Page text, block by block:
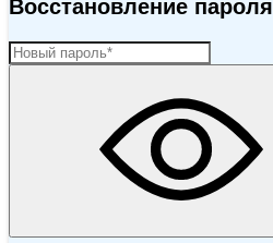
Восстановление пароля